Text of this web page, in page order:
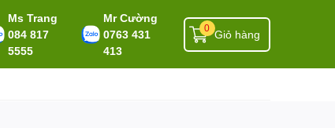
Ms Trang
084 817
5555
Mr Cường
0763 431
413
Giỏ hàng
0